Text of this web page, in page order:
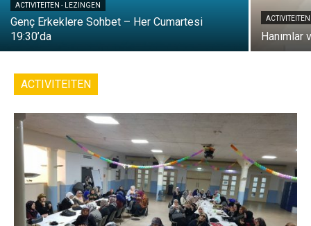
ACTIVITEITEN - LEZINGEN
Genç Erkeklere Sohbet – Her Cumartesi
19:30’da
Hanımlar
ACTIVITEITEN